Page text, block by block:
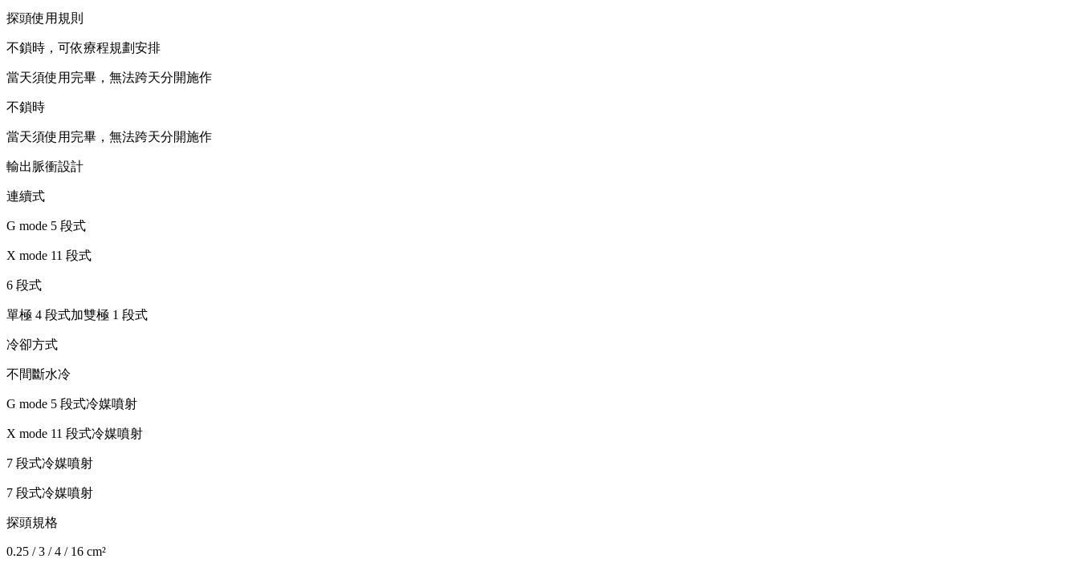
探頭使用規則
不鎖時，可依療程規劃安排
當天須使用完畢，無法跨天分開施作
不鎖時
當天須使用完畢，無法跨天分開施作
輸出脈衝設計
連續式
G mode 5 段式
X mode 11 段式
6 段式
單極 4 段式加雙極 1 段式
冷卻方式
不間斷水冷
G mode 5 段式冷媒噴射
X mode 11 段式冷媒噴射
7 段式冷媒噴射
7 段式冷媒噴射
探頭規格
0.25 / 3 / 4 / 16 cm²